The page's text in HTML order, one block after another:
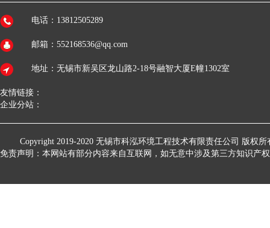
电话：13812505289
邮箱：552168536@qq.com
地址：无锡市新吴区龙山路2-18号融智大厦E幢1302室
友情链接：
企业分站：
Copyright 2019-2020 无锡市科泓环境工程技术有限责任公司 版权所
免责声明：本网站有部分内容来自互联网，如无意中涉及第三方知识产